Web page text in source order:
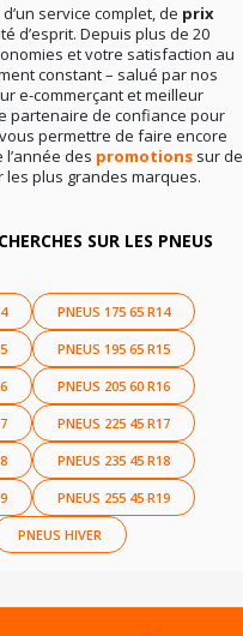
service complet, de prix
d’esprit. Depuis plus de 20
et votre satisfaction au
constant – salué par nos
e-commerçant et meilleur
partenaire de confiance pour
permettre de faire encore
des promotions sur de
plus grandes marques.
SUR LES PNEUS
PNEUS 175 65 R14
PNEUS 195 65 R15
PNEUS 205 60 R16
PNEUS 225 45 R17
PNEUS 235 45 R18
PNEUS 255 45 R19
PNEUS HIVER